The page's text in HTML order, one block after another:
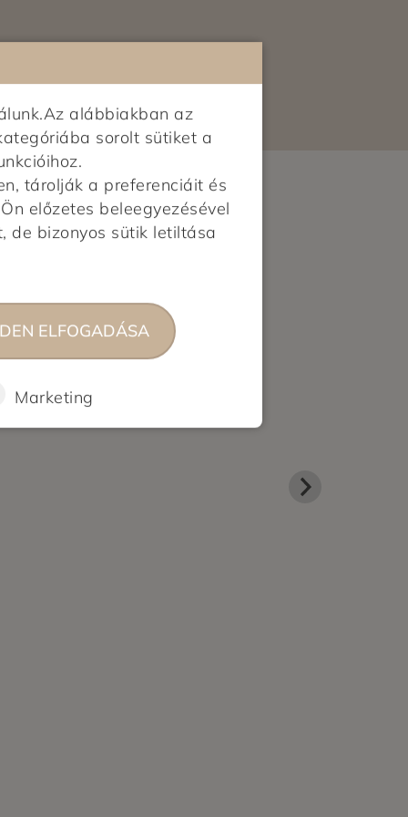
a városokban:
Törökbálint, Diósd, Érd, Budakalász,
Csobánka, Üröm, Pomáz, Szentendre,
Dunakeszi, Fót, Pilisborosjenő,
Piliscsaba, Pilisvörösvár, Pilisszentiván,
Solymár, Nagykovácsi, Budakeszi,
Telki, Páty, Biatorbágy, Csömör,
Kerepes, Mogyoród, Kistarcsa,
Nagytarcsa, Gödöllő, Ecser, Maglód,
Halásztelek, Remeteszőlős, Budajenő
Vidék: Pécs, Szeged, Újszentiván,
Tiszasziget, Deszk, Debrecen,
Nyíregyháza, Győr
alábbiakban az
sorolt sütiket a
tárolják a preferenciáit és
előzetes beleegyezésével
de bizonyos sütik letiltása
ELFOGADÁSA
Marketing